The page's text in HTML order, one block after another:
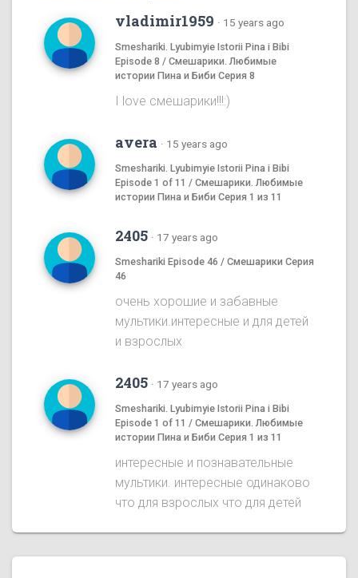
vladimir1959 · 15 years ago
Smeshariki. Lyubimyie Istorii Pina i Bibi
Episode 8 / Смешарики. Любимые
истории Пина и Биби Серия 8
I love смешаpики!!!:)
avera · 15 years ago
Smeshariki. Lyubimyie Istorii Pina i Bibi
Episode 1 of 11 / Смешарики. Любимые
истории Пина и Биби Серия 1 из 11
2405 · 17 years ago
Smeshariki Episode 46 / Смешарики Серия
46
очень хорошие и забавные
мультики.интересные и для детей
и взрослых
2405 · 17 years ago
Smeshariki. Lyubimyie Istorii Pina i Bibi
Episode 1 of 11 / Смешарики. Любимые
истории Пина и Биби Серия 1 из 11
интересные и познавательные
мультики. интересные одинаково
что для взрослых что для детей